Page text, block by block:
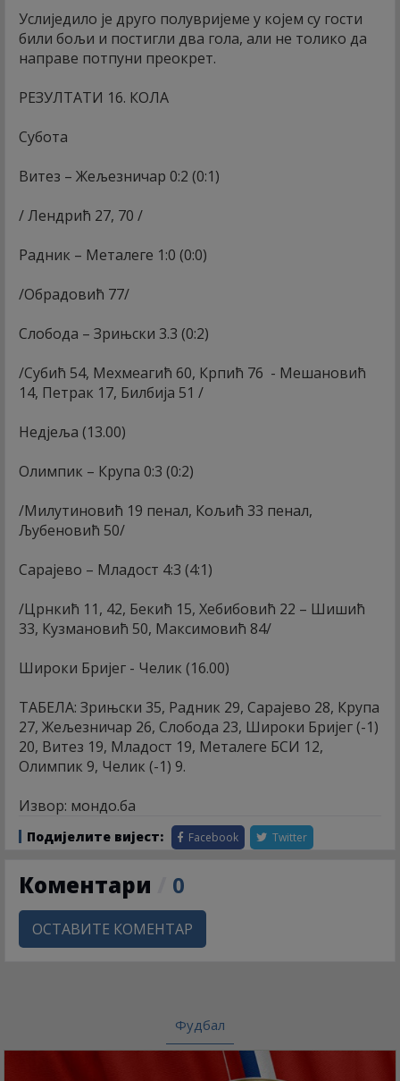
Услиједило је друго полувријеме у којем су гости
били бољи и постигли два гола, али не толико да
направе потпуни преокрет.
РЕЗУЛТАТИ 16. КОЛА
Субота
Витез – Жељезничар 0:2 (0:1)
/ Лендрић 27, 70 /
Радник – Металеге 1:0 (0:0)
/Обрадовић 77/
Слобода – Зрињски 3.3 (0:2)
/Субић 54, Мехмеагић 60, Крпић 76 - Мешановић
14, Петрак 17, Билбија 51 /
Недјеља (13.00)
Олимпик – Крупа 0:3 (0:2)
/Милутиновић 19 пенал, Кољић 33 пенал,
Љубеновић 50/
Сарајево – Младост 4:3 (4:1)
/Црнкић 11, 42, Бекић 15, Хебибовић 22 – Шишић
33, Кузмановић 50, Максимовић 84/
Широки Бријег - Челик (16.00)
ТАБЕЛА: Зрињски 35, Радник 29, Сарајево 28, Крупа
27, Жељезничар 26, Слобода 23, Широки Бријег (-1)
20, Витез 19, Младост 19, Металеге БСИ 12,
Олимпик 9, Челик (-1) 9.
Извор: мондо.ба
Подијелите вијест: Facebook Twitter
Коментари 0
ОСТАВИТЕ КОМЕНТАР
Фудбал